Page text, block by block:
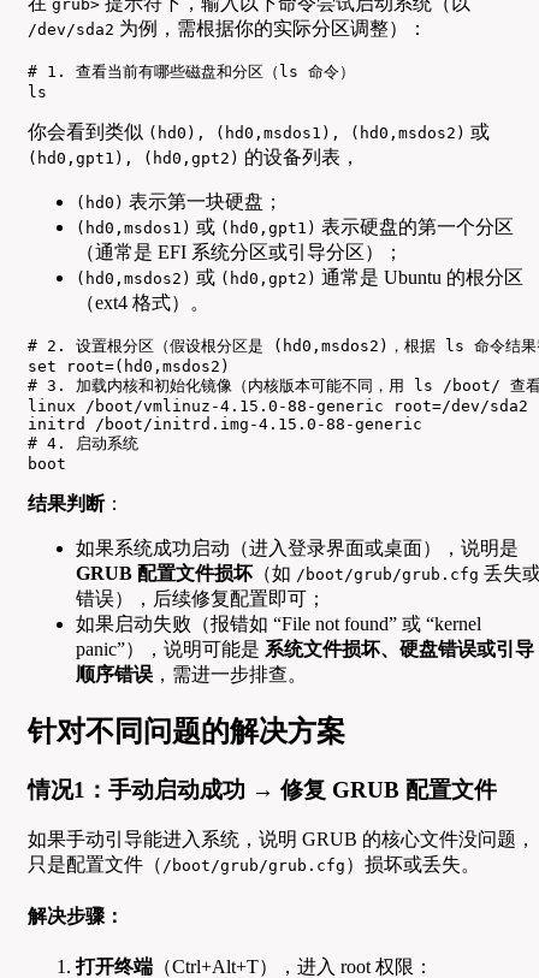
grub>
/dev/sda2 为例，需根据你的实际分区调整）：
# 1. 查看当前有哪些磁盘和分区（ls 命令）
ls
你会看到类似 (hd0), (hd0,msdos1), (hd0,msdos2) 或
(hd0,gpt1), (hd0,gpt2) 的设备列表，
(hd0) 表示第一块硬盘；
(hd0,msdos1) 或 (hd0,gpt1) 表示硬盘的第一个分区
（通常是 EFI 系统分区或引导分区）；
(hd0,msdos2) 或 (hd0,gpt2) 通常是 Ubuntu 的根分区
（ext4 格式）。
# 2. 设置根分区（假设根分区是 (hd0,msdos2)，根据 ls 命令结果
set root=(hd0,msdos2)
# 3. 加载内核和初始化镜像（内核版本可能不同，用 ls /boot/ 查
linux /boot/vmlinuz-4.15.0-88-generic root=/dev/
initrd /boot/initrd.img-4.15.0-88-generic
# 4. 启动系统
boot
结果判断：
如果系统成功启动（进入登录界面或桌面），说明是
GRUB 配置文件损坏 （如 /boot/grub/grub.cfg 丢失
错误），后续修复配置即可；
如果启动失败（报错如 “File not found” 或 “kernel
panic”），说明可能是 系统文件损坏、硬盘错误或引导
顺序错误 ，需进一步排查。
针对不同问题的解决方案
情况1：手动启动成功 → 修复 GRUB 配置文件
如果手动引导能进入系统，说明 GRUB 的核心文件没问题，
只是配置文件（ /boot/grub/grub.cfg ）损坏或丢失。
解决步骤：
打开终端 （Ctrl+Alt+T），进入 root 权限：